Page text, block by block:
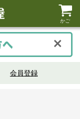
かご
会員登録